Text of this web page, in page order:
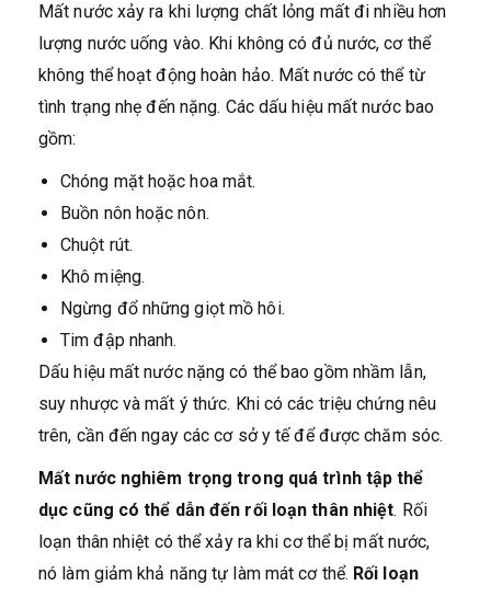
Mất nước xảy ra khi lượng chất lỏng mất đi nhiều hơn
lượng nước uống vào. Khi không có đủ nước, cơ thể
không thể hoạt động hoàn hảo. Mất nước có thể từ
tình trạng nhẹ đến nặng. Các dấu hiệu mất nước bao
gồm:
Chóng mặt hoặc hoa mắt.
Buồn nôn hoặc nôn.
Chuột rút.
Khô miệng.
Ngừng đổ những giọt mồ hôi.
Tim đập nhanh.
Dấu hiệu mất nước nặng có thể bao gồm nhầm lẫn,
suy nhược và mất ý thức. Khi có các triệu chứng nêu
trên, cần đến ngay các cơ sở y tế để được chăm sóc.
Mất nước nghiêm trọng trong quá trình tập thể
dục cũng có thể dẫn đến rối loạn thân nhiệt. Rối
loạn thân nhiệt có thể xảy ra khi cơ thể bị mất nước,
nó làm giảm khả năng tự làm mát cơ thể. Rối loạn